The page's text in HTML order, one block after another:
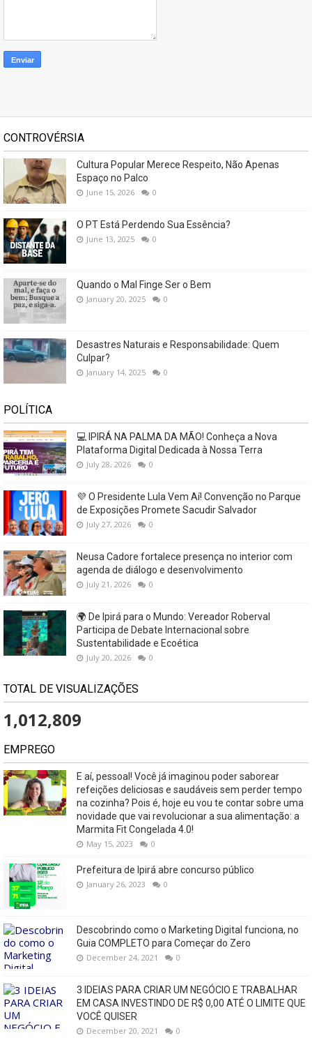
CONTROVÉRSIA
Cultura Popular Merece Respeito, Não Apenas
Espaço no Palco
June 15, 2026 0
O PT Está Perdendo Sua Essência?
June 13, 2025 0
Quando o Mal Finge Ser o Bem
January 20, 2025 0
Desastres Naturais e Responsabilidade: Quem
Culpar?
January 14, 2025 0
POLÍTICA
💻 IPIRÁ NA PALMA DA MÃO! Conheça a Nova
Plataforma Digital Dedicada à Nossa Terra
July 28, 2026 0
💜 O Presidente Lula Vem Aí! Convenção no Parque
de Exposições Promete Sacudir Salvador
July 27, 2026 0
Neusa Cadore fortalece presença no interior com
agenda de diálogo e desenvolvimento
July 21, 2026 0
🌍 De Ipirá para o Mundo: Vereador Roberval
Participa de Debate Internacional sobre
Sustentabilidade e Ecoética
July 20, 2026 0
TOTAL DE VISUALIZAÇÕES
1,012,809
EMPREGO
E aí, pessoal! Você já imaginou poder saborear
refeições deliciosas e saudáveis ​​sem perder tempo
na cozinha? Pois é, hoje eu vou te contar sobre uma
novidade que vai revolucionar a sua alimentação: a
Marmita Fit Congelada 4.0!
May 15, 2023 0
Prefeitura de Ipirá abre concurso público
January 26, 2023 0
Descobrindo como o Marketing Digital funciona, no
Guia COMPLETO para Começar do Zero
December 24, 2021 0
3 IDEIAS PARA CRIAR UM NEGÓCIO E TRABALHAR
EM CASA INVESTINDO DE R$ 0,00 ATÉ O LIMITE QUE
VOCÊ QUISER
December 20, 2021 0